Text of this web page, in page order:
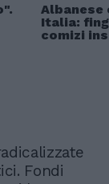
Albanese
Italia:
comizi
Fondi